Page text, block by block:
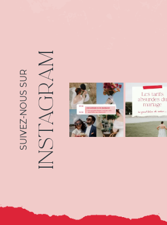
INSTAGRAM
SUIVEZ-NOUS SUR